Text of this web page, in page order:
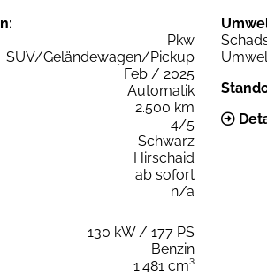
Pkw
SUV/Geländewagen/Pickup
Feb / 2025
Automatik
2.500 km
4/5
Schwarz
Hirschaid
ab sofort
n/a
130 kW / 177 PS
Benzin
1.481 cm³